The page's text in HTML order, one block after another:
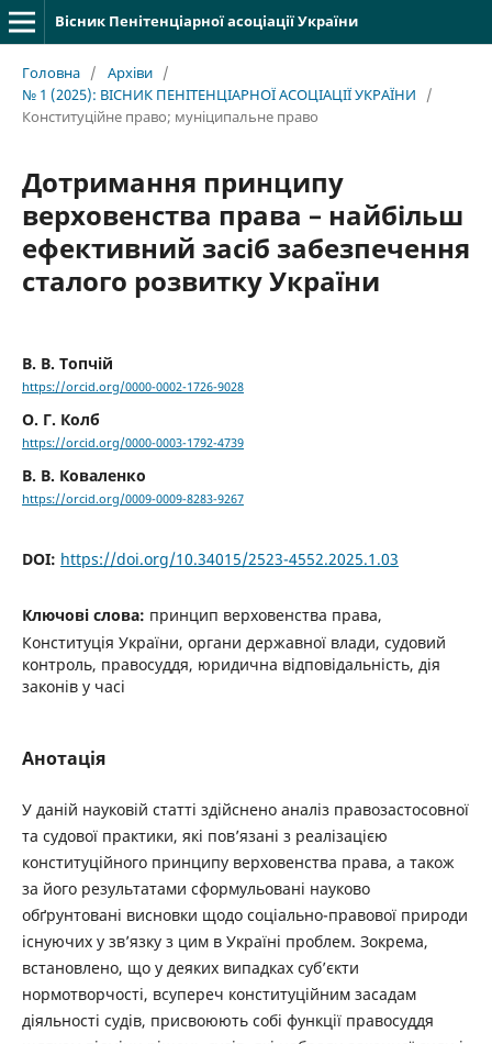
Вісник Пенітенціарної асоціації України
Головна / Архіви /
№ 1 (2025): ВІСНИК ПЕНІТЕНЦІАРНОЇ АСОЦІАЦІЇ УКРАЇНИ
/
Конституційне правo; муніципальне право
Дотримання принципу
верховенства права – найбільш
ефективний засіб забезпечення
сталого розвитку України
В. В. Топчій
https://orcid.org/0000-0002-1726-9028
О. Г. Колб
https://orcid.org/0000-0003-1792-4739
В. В. Коваленко
https://orcid.org/0009-0009-8283-9267
DOI: https://doi.org/10.34015/2523-4552.2025.1.03
Ключові слова: принцип верховенства права,
Конституція України, органи державної влади, судовий
контроль, правосуддя, юридична відповідальність, дія
законів у часі
Анотація
У даній науковій статті здійснено аналіз правозастосовної
та судової практики, які пов’язані з реалізацією
конституційного принципу верховенства права, а також
за його результатами сформульовані науково
обґрунтовані висновки щодо соціально-правової природи
існуючих у зв’язку з цим в Україні проблем. Зокрема,
встановлено, що у деяких випадках суб’єкти
нормотворчості, всупереч конституційним засадам
діяльності судів, присвоюють собі функції правосуддя